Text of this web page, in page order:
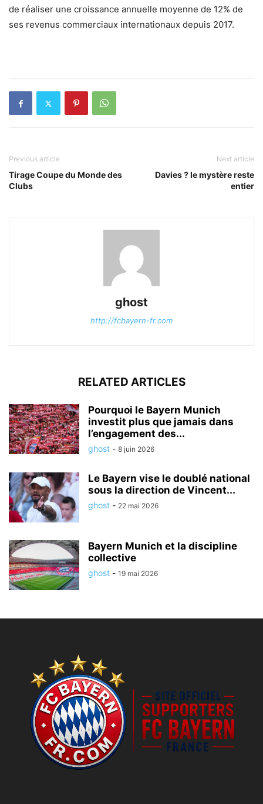
de réaliser une croissance annuelle moyenne de 12% de
ses revenus commerciaux internationaux depuis 2017.
Previous article
Tirage Coupe du Monde des
Clubs
Next article
Davies ? le mystère reste
entier
ghost
http://fcbayern-fr.com
RELATED ARTICLES
Pourquoi le Bayern Munich
investit plus que jamais dans
l’engagement des...
ghost - 8 juin 2026
Le Bayern vise le doublé national
sous la direction de Vincent...
ghost - 22 mai 2026
Bayern Munich et la discipline
collective
ghost - 19 mai 2026